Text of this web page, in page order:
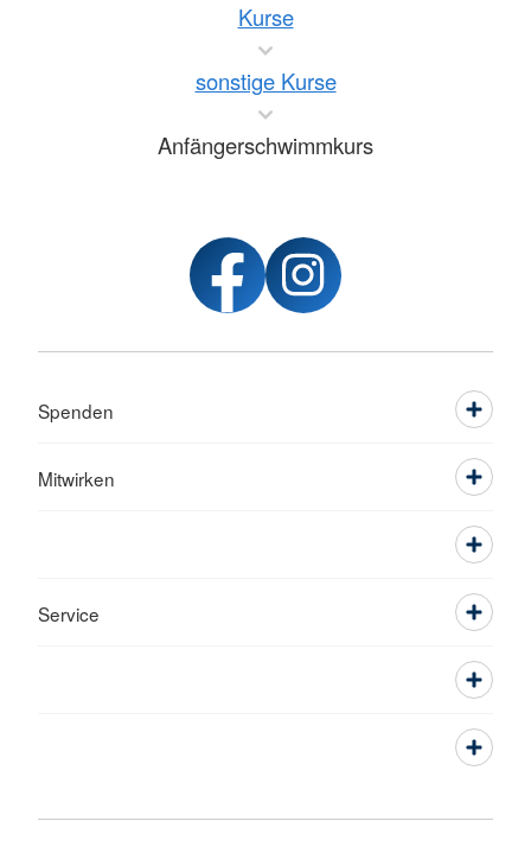
Kurse
sonstige Kurse
Anfängerschwimmkurs
Spenden
Mitwirken
Service